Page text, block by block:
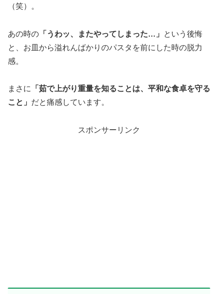
（笑）。
あの時の 「うわッ、またやってしまった…」
という後悔
と、お皿から溢れんばかりのパスタを前にした時の脱力
感。
まさに
「茹で上がり重量を知ることは、平和な食卓を守る
こと」 だと痛感しています。
スポンサーリンク